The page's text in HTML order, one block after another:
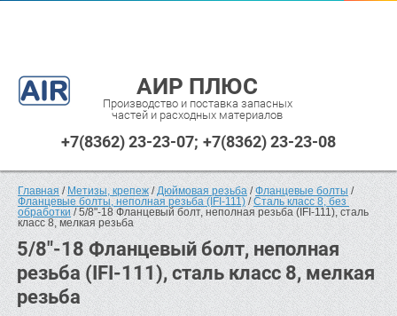
АИР ПЛЮС
Производство и поставка запасных
частей и расходных материалов
+7(8362) 23-23-07 +7(8362) 23-23-08
Главная / Метизы, крепеж / Дюймовая резьба / Фланцевые болты /
Фланцевые болты, неполная резьба (IFI-111) / Сталь класс 8, без
обработки / 5/8"-18 Фланцевый болт, неполная резьба (IFI-111), сталь
класс 8, мелкая резьба
5/8"-18 Фланцевый болт, неполная
резьба (IFI-111), сталь класс 8, мелкая
резьба